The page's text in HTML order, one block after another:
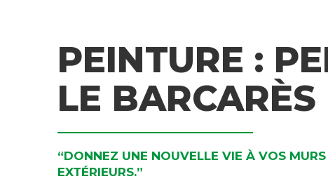
PEINTURE :
LE BARCARÈS
“DONNEZ UNE NOUVELLE VIE À VOS
EXTÉRIEURS.”